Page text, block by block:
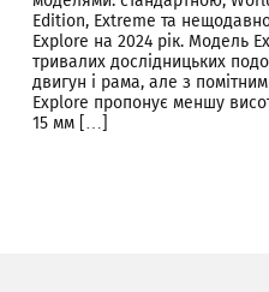
Edition, Extreme та
Explore на 2024 рік. Модель
тривалих дослідницьких
двигун і рама, але з
Explore пропонує меншу
15 мм […]